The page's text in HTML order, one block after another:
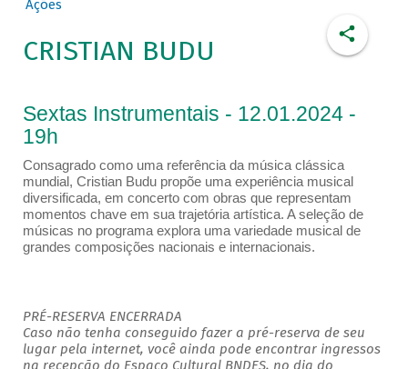
Ações
CRISTIAN BUDU
Sextas Instrumentais - 12.01.2024 -
19h
Consagrado como uma referência da música clássica
mundial, Cristian Budu propõe uma experiência musical
diversificada, em concerto com obras que representam
momentos chave em sua trajetória artística. A seleção de
músicas no programa explora uma variedade musical de
grandes composições nacionais e internacionais.
PRÉ-RESERVA ENCERRADA
Caso não tenha conseguido fazer a pré-reserva de seu
lugar pela internet, você ainda pode encontrar ingressos